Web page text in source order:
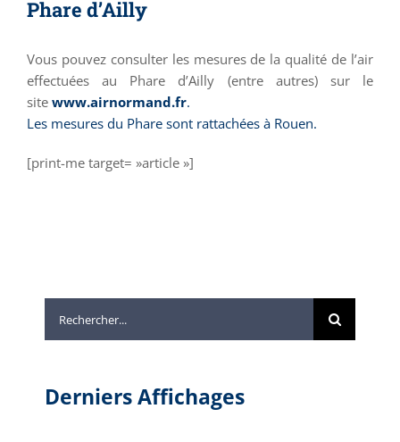
Phare d’Ailly
Vous pouvez consulter les mesures de la qualité de l’air
effectuées au Phare d’Ailly (entre autres) sur le
site www.airnormand.fr.
Les mesures du Phare sont rattachées à Rouen.
[print-me target= »article »]
Derniers Affichages